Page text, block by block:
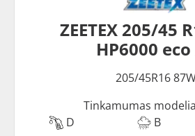
ZEETEX 205/45
HP6000 eco
205/45R16
Tinkamumas
D
B